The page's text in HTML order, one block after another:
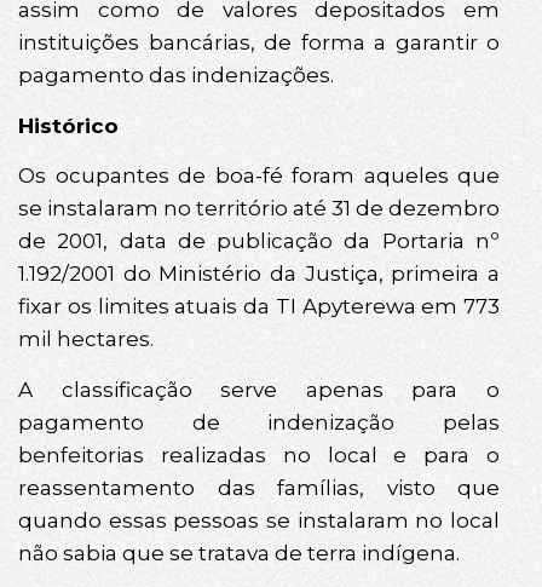
assim como de valores depositados em
instituições bancárias, de forma a garantir o
pagamento das indenizações.
Histórico
Os ocupantes de boa-fé foram aqueles que
se instalaram no território até 31 de dezembro
de 2001, data de publicação da Portaria nº
1.192/2001 do Ministério da Justiça, primeira a
fixar os limites atuais da TI Apyterewa em 773
mil hectares.
A classificação serve apenas para o
pagamento de indenização pelas
benfeitorias realizadas no local e para o
reassentamento das famílias, visto que
quando essas pessoas se instalaram no local
não sabia que se tratava de terra indígena.